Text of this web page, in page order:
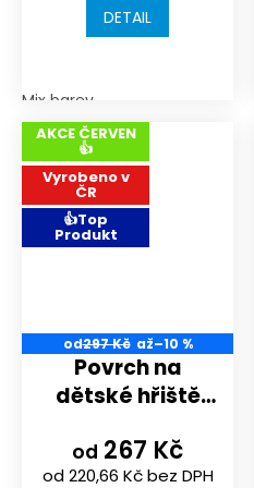
puzzle
DETAIL
Mix barev
AKCE ČERVEN
👍
Vyrobeno v
ČR
👍Top
Produkt
od297 Kč až–10 %
Povrch na
dětské hřiště
sportoviště |
500x500mm |
od 220,66 Kč bez DPH
od 267 Kč